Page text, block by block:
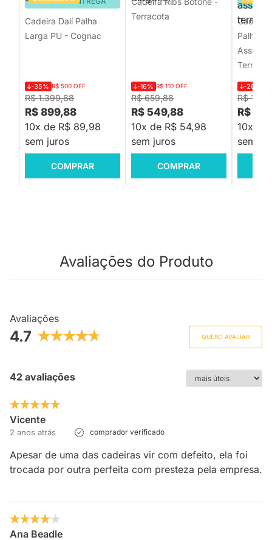
Cadeira Dalí Palha
Larga PU - Cognac
R$ 1.399,88
-35% R$ 500 OFF
R$ 899,88
10x de R$ 89,98
sem juros
COMPRAR
Terracota
R$ 659,88
-16% R$ 110 OFF
R$ 549,88
10x de R$ 54,98
sem juros
COMPRAR
Cadeira
Palha
R$
-26%
R$
10x de
sem
Avaliações do Produto
Avaliações
4.7 QUERO AVALIAR
42 avaliações
Vicente
2 anos atrás comprador verificado
Apesar de uma das cadeiras vir com defeito, ela foi
trocada por outra perfeita com presteza pela empresa.
Ana Beadle